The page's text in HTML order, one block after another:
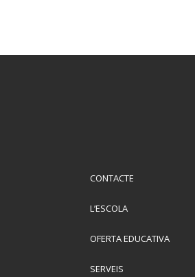
CONTACTE
L’ESCOLA
OFERTA EDUCATIVA
SERVEIS